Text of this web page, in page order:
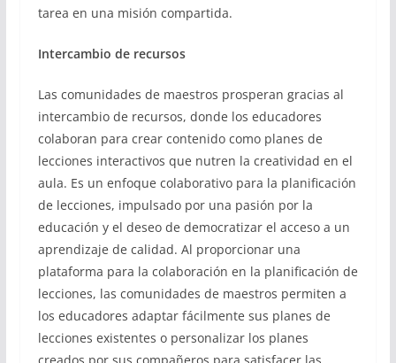
tarea en una misión compartida.
Intercambio de recursos
Las comunidades de maestros prosperan gracias al
intercambio de recursos, donde los educadores
colaboran para crear contenido como planes de
lecciones interactivos que nutren la creatividad en el
aula. Es un enfoque colaborativo para la planificación
de lecciones, impulsado por una pasión por la
educación y el deseo de democratizar el acceso a un
aprendizaje de calidad. Al proporcionar una
plataforma para la colaboración en la planificación de
lecciones, las comunidades de maestros permiten a
los educadores adaptar fácilmente sus planes de
lecciones existentes o personalizar los planes